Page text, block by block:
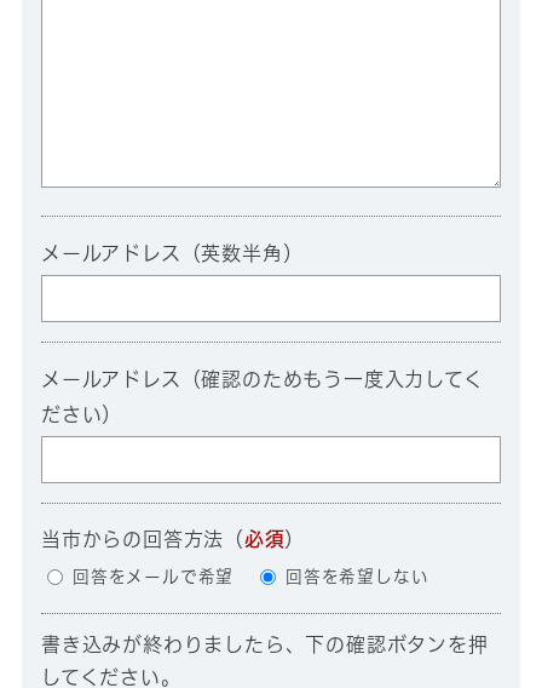
メールアドレス（英数半角）
メールアドレス（確認のためもう一度入力してく
ださい）
当市からの回答方法 （必須）
回答をメールで希望 回答を希望しない
書き込みが終わりましたら、下の確認ボタンを押
してください。